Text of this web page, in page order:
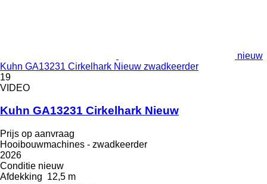
nieuw
Kuhn GA13231 Cirkelhark Nieuw zwadkeerder
19
VIDEO
Kuhn GA13231 Cirkelhark Nieuw
Prijs op aanvraag
Hooibouwmachines - zwadkeerder
2026
Conditie nieuw
Afdekking 12,5 m